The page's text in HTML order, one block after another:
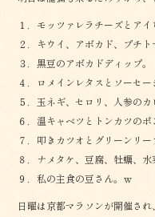
１．モッツァレラチーズとアイ
２．キウイ、アボカド、プチト
３．黒豆のアボカドディップ。
４．ロメインレタスとソーセー
５．玉ネギ、セロリ、人参のカ
６．温キャベツとトンカツのポ
７．叩きカツオとグリーンリ
８．ナメタケ、豆腐、牡蠣、水
９．私の主食の豆さん。ｗ
日曜は京都マラソンが開催さ